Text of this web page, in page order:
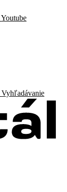
Youtube
Vyhľadávanie